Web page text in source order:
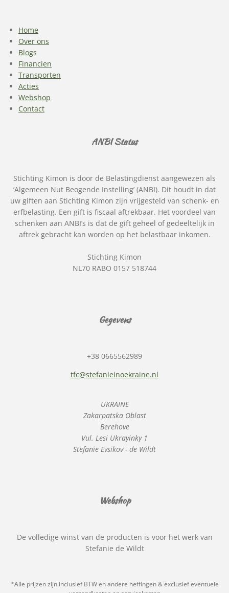
Home
Over ons
Blogs
Financien
Transporten
Acties
Webshop
Contact
ANBI Status
Stichting Kimon is door de Belastingdienst aangewezen als
‘Algemeen Nut Beogende Instelling’ (ANBI). Dit houdt in dat
uw giften aan Stichting Kimon zijn vrijgesteld van schenk- en
erfbelasting. Een gift is fiscaal aftrekbaar. Het voordeel van
schenken aan ANBI’s is dat de gift geheel of gedeeltelijk in
aftrek gebracht kan worden op het belastbaar inkomen.
Stichting Kimon
NL70 RABO 0157 518744
Gegevens
+38 0665562989
tfc@stefanieinoekraine.nl
UKRAINE
Zakarpatska Oblast
Berehove
Vul. Lesi Ukrayinky 1
Stefanie Evsikov - de Wildt
Webshop
De volledige winst van de producten is voor het werk van
Stefanie de Wildt
*Alle prijzen zijn inclusief BTW en andere heffingen & exclusief eventuele